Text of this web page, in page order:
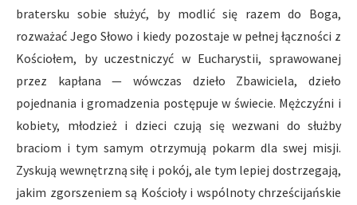
bratersku sobie służyć, by modlić się razem do Boga,
rozważać Jego Słowo i kiedy pozostaje w pełnej łączności z
Kościołem, by uczestniczyć w Eucharystii, sprawowanej
przez kapłana — wówczas dzieło Zbawiciela, dzieło
pojednania i gromadzenia postępuje w świecie. Mężczyźni i
kobiety, młodzież i dzieci czują się wezwani do służby
braciom i tym samym otrzymują pokarm dla swej misji.
Zyskują wewnętrzną siłę i pokój, ale tym lepiej dostrzegają,
jakim zgorszeniem są Kościoły i wspólnoty chrześcijańskie